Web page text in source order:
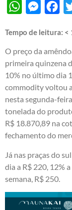
WhatsApp
Tempo de leitura: <
O preço da
primeira quinzena
10% no último dia
commodity voltou
nesta segunda-
tonelada do
R$ 18.870,89 na
fechamento do
Já nas praças do
dia a R$ 220, 12%
semana, R$ 250.